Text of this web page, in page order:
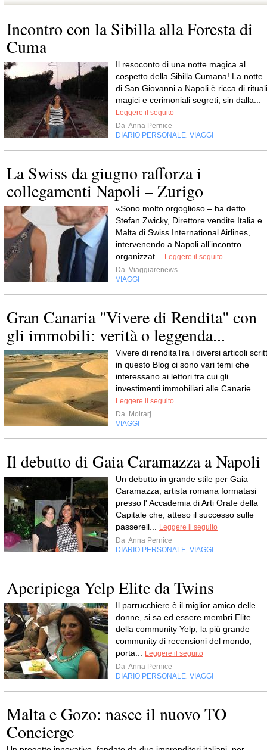
Incontro con la Sibilla alla Foresta di
Cuma
Il resoconto di una notte magica al
cospetto della Sibilla Cumana! La notte
di San Giovanni a Napoli è ricca di rituali
magici e cerimoniali segreti, sin dalla...
Leggere il seguito
Da Anna Pernice
DIARIO PERSONALE VIAGGI
La Swiss da giugno rafforza i
collegamenti Napoli – Zurigo
«Sono molto orgoglioso – ha detto
Stefan Zwicky, Direttore vendite Italia e
Malta di Swiss International Airlines,
intervenendo a Napoli all’incontro
organizzat...
Leggere il seguito
Da Viaggiarenews
VIAGGI
Gran Canaria "Vivere di Rendita" con
gli immobili: verità o leggenda...
Vivere di renditaTra i diversi articoli
in questo Blog ci sono vari temi che
interessano ai lettori tra cui gli
investimenti immobiliari alle Canarie.
Leggere il seguito
Da Moirarj
VIAGGI
Il debutto di Gaia Caramazza a Napoli
Un debutto in grande stile per Gaia
Caramazza, artista romana formatasi
presso l' Accademia di Arti Orafe della
Capitale che, atteso il successo sulle
passerell...
Leggere il seguito
Da Anna Pernice
DIARIO PERSONALE VIAGGI
Aperipiega Yelp Elite da Twins
Il ‪parrucchiere‬ è il miglior amico delle
‪donne, si sa ed essere membri Elite
della community Yelp, la più grande
community di recensioni del mondo,
porta...
Leggere il seguito
Da Anna Pernice
DIARIO PERSONALE VIAGGI
Malta e Gozo: nasce il nuovo TO
Concierge